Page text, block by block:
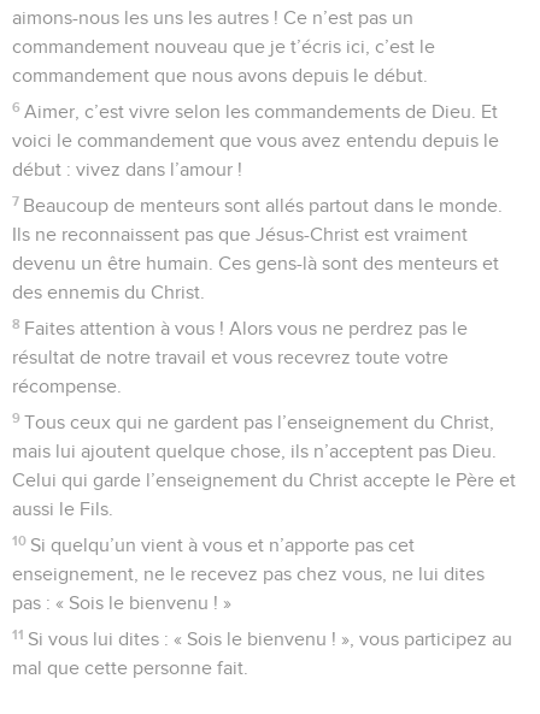
aimons-nous les uns les autres ! Ce n’est pas un
commandement nouveau que je t’écris ici, c’est le
commandement que nous avons depuis le début.
6 Aimer, c’est vivre selon les commandements de Dieu. Et
voici le commandement que vous avez entendu depuis le
début : vivez dans l’amour !
7 Beaucoup de menteurs sont allés partout dans le monde.
Ils ne reconnaissent pas que Jésus-Christ est vraiment
devenu un être humain. Ces gens-là sont des menteurs et
des ennemis du Christ.
8 Faites attention à vous ! Alors vous ne perdrez pas le
résultat de notre travail et vous recevrez toute votre
récompense.
9 Tous ceux qui ne gardent pas l’enseignement du Christ,
mais lui ajoutent quelque chose, ils n’acceptent pas Dieu.
Celui qui garde l’enseignement du Christ accepte le Père et
aussi le Fils.
10 Si quelqu’un vient à vous et n’apporte pas cet
enseignement, ne le recevez pas chez vous, ne lui dites
pas : « Sois le bienvenu ! »
11 Si vous lui dites : « Sois le bienvenu ! », vous participez au
mal que cette personne fait.